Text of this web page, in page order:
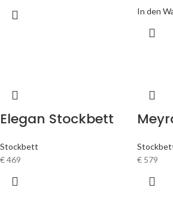
In den
Elegan Stockbett
Stockbett
€469
€ 579